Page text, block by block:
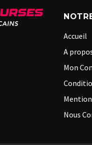
Accueil
A
Mon
Nous